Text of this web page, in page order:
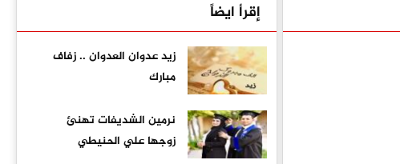
إقرأ ايضاً
زيد عدوان العدوان .. زفاف
مبارك
نرمين الشديفات تهنئ
زوجها علي الحنيطي